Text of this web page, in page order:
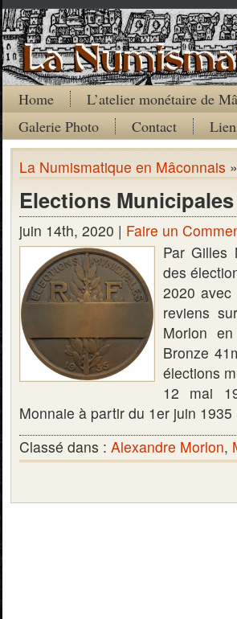
Home L’atelier monétaire de
Galerie Photo
Contact
La Numismatique en Mâconnais »
Elections Municipales
juin 14th, 2020 | Faire un
Par Gilles
des
2020
reviens
Morlon
Bronze
élections
12 mai
Monnaie à partir du 1er juin
Classé dans : Alexandre Morlon,